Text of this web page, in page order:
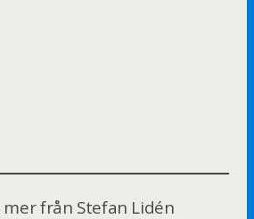
från Stefan Lidén